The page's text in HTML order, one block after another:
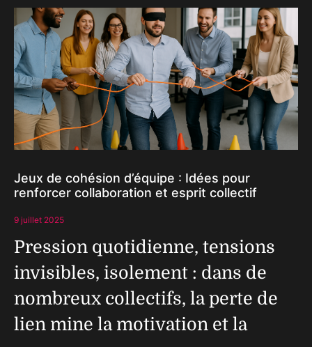
Jeux de cohésion d’équipe : Idées pour
renforcer collaboration et esprit collectif
9 juillet 2025
Pression quotidienne, tensions
invisibles, isolement : dans de
nombreux collectifs, la perte de
lien mine la motivation et la